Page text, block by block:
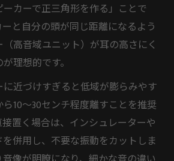
カーで正三角形を作る」ことで
と自分の頭が同じ距離になるよう
高音域ユニット）が耳の高さにく
理想的です。
近づけすぎると低域が膨らみやす
10～30センチ程度離すことを推奨
置く場合は、インシュレーターや
併用し、不要な振動をカットしま